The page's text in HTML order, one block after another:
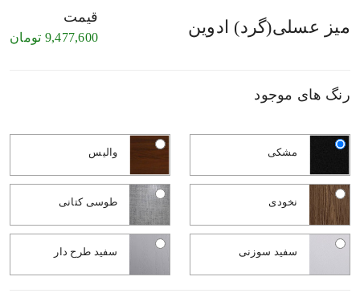
میز عسلی(گرد) ادوین قیمت
9,477,600 تومان
رنگ های موجود
مشکی والیس
نخودی طوسی کتانی
سفید سوزنی سفید طرح دار